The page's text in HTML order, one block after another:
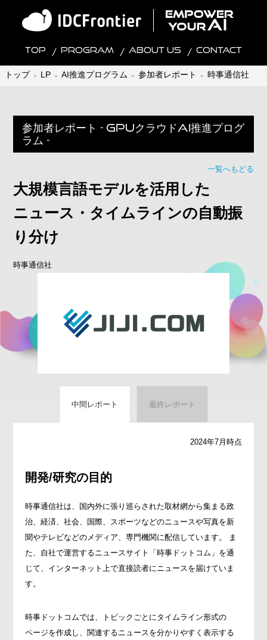
TOP Program About Us Contact
トップ LP AI推進プログラム 参加者レポート 時事通信社
参加者レポート - GPUクラウドAI推進プログ
ラム -
一覧へもどる
大規模言語モデルを活用した
ニュース・タイムラインの自動振
り分け
時事通信社
中間レポート 最終レポート
2024年7月時点
開発/研究の目的
時事通信社は、国内外に張り巡らされた取材網から集まる政
治、経済、社会、国際、スポーツなどのニュースや写真を新
聞やテレビなどのメディア、専門機関に配信しています。 ま
た、自社で運営するニュースサイト「時事ドットコム」を通
じて、インターネット上で直接読者にニュースを届けていま
す。
時事ドットコムでは、トピックごとにタイムライン形式の
ページを作成し、関連するニュースを分かりやすく表示する